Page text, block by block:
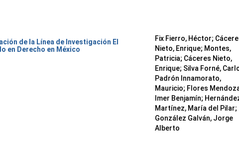
de la Línea de Investigación El
en Derecho en México
Fix Fierro, Héctor;
Nieto, Enrique; Montes,
Patricia; Cáceres Nieto,
Enrique; Silva Forné,
Padrón Innamorato,
Mauricio; Flores
Imer Benjamín;
Martínez, María del Pilar;
González Galván, Jorge
Alberto